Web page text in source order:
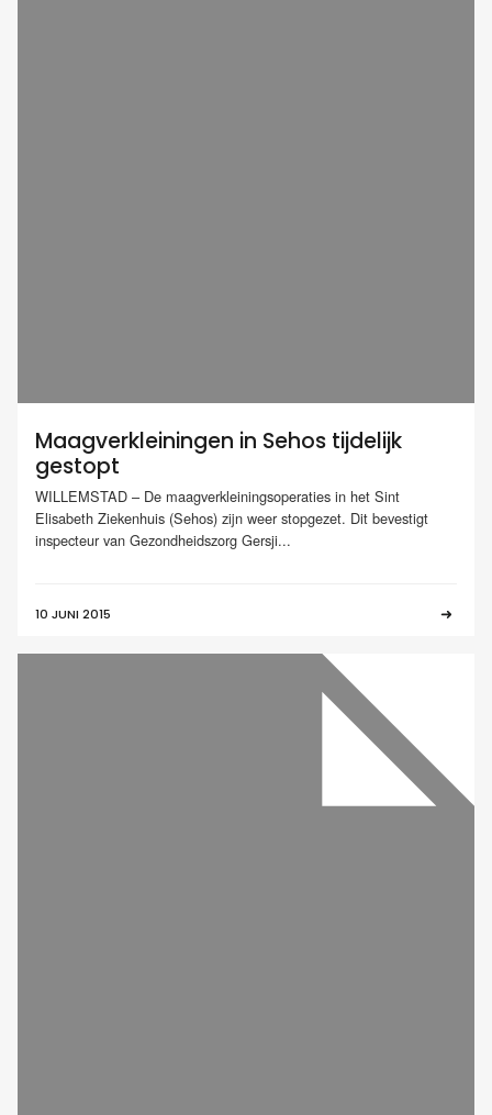
Maagverkleiningen in Sehos tijdelijk
gestopt
WILLEMSTAD – De maagverkleiningsoperaties in het Sint
Elisabeth Ziekenhuis (Sehos) zijn weer stopgezet. Dit bevestigt
inspecteur van Gezondheidszorg Gersji...
10 JUNI 2015